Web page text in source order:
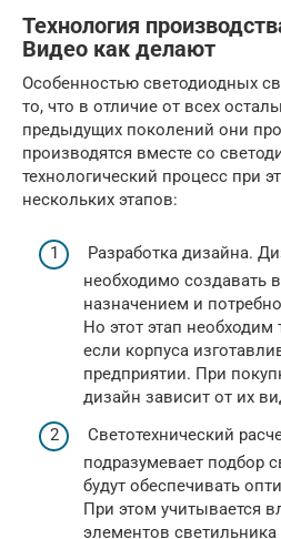
Технология
Видео как делают
Особенностью светодиодных
то, что в отличие от всех
предыдущих поколений они
производятся вместе со
технологический процесс при
нескольких этапов:
Разработка дизайна.
необходимо создавать
назначением и
Но этот этап необходим
если корпуса
предприятии. При
дизайн зависит от их
Светотехнический
подразумевает подбор
будут обеспечивать
При этом учитывается
элементов